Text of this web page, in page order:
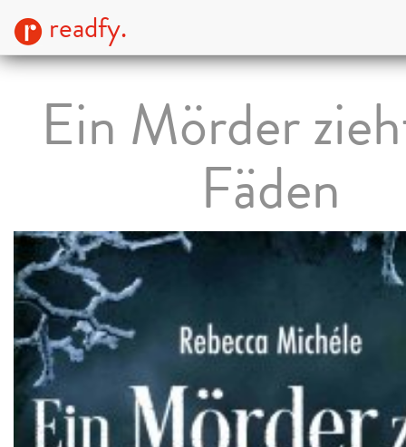
readfy.
Ein Mörder
Fäden